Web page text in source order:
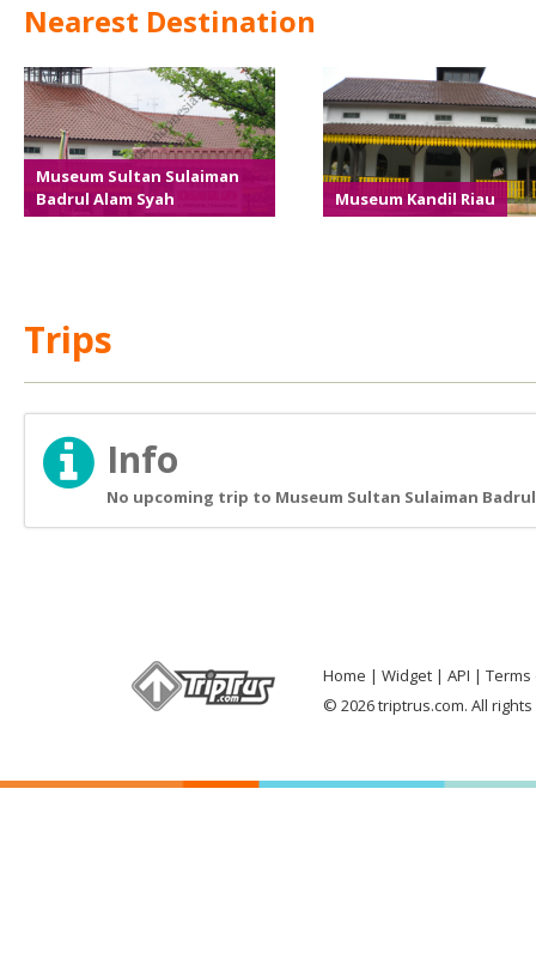
Nearest Destination
Museum Sultan Sulaiman
Badrul Alam Syah
Museum Kandil Riau
Trips
Info
No upcoming trip to Museum Sultan Sulaiman
Home Widget API
Terms
© 2026 triptrus.com. All